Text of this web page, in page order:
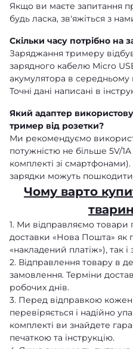
Якщо ви маєте запитання
будь ласка, зв'яжіться з
Скільки часу потрібно на
Заряджання тримеру
зарядного кабелю Micro
акумулятора в середньому
Точні дані написані в
Який адаптер
тример від розетки?
Ми рекомендуємо
потужністю не більше 5V/
комплекті зі
зарядки можуть
Чому варто
1. Ми відправляємо товари
доставки «Нова Пошта» як
«накладений платіж»), так
2. Відправлення товару в
замовлення. Терміни
робочих днів.
3. Перед відправкою
перевіряється і надійно
комплекті ви знайдете
печаткою та інструкцію.